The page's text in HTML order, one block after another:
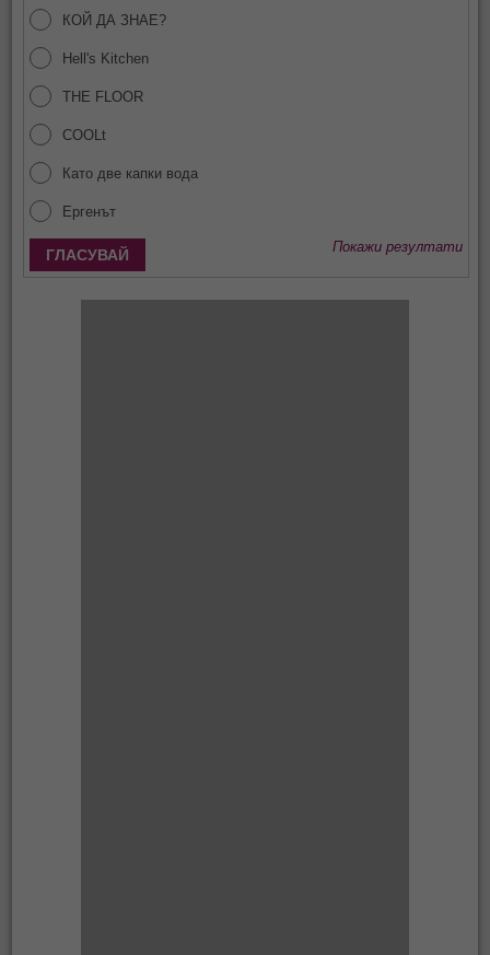
КОЙ ДА ЗНАЕ?
Hell's Kitchen
THE FLOOR
COOLt
Като две капки вода
Ергенът
Покажи резултати